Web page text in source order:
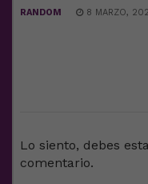
RANDOM 8 MARZO,
Lo siento, debes
comentario.